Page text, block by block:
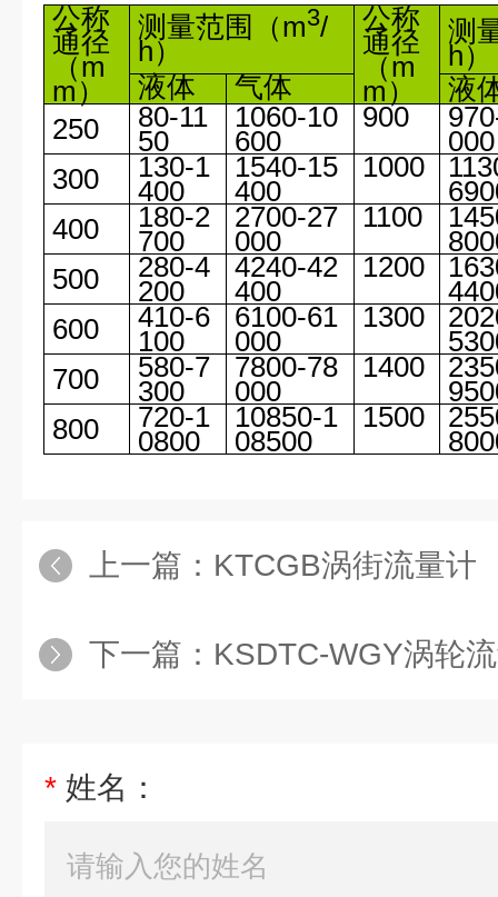
公称
通径
（m
m）
测量范围 （m3/
h）
公称
通径
（m
m）
测
h）
液体
气体
液
250
80-11
50
1060-10
600
900
000
300
130-1
400
1540-15
400
1000
400
180-2
700
2700-27
000
1100
500
280-4
200
4240-42
400
1200
600
410-6
100
6100-61
000
1300
700
580-7
300
7800-78
000
1400
800
720-1
0800
10850-1
08500
1500
上一篇： KTCGB涡街流量计
下一篇： KSDTC-WGY涡轮
* 姓名：